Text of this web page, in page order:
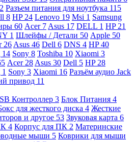
2 Разъем питания для ноутбука 115
8 HP 24 Lenovo 19 Msi 1 Samsung
60 Acer 7 Asus 17 DELL 1 HP 21
1 Шлейфы / Детали 50 Apple 50
26 Asus 46 Dell 6 DNS 4 HP40
14 Sony 8 Toshiba 10 Xiaomi 3
Acer 28 Asus 30 Dell 5 HP 28
1 Sony 3 Xiaomi 16 Разъём аудио Jack
привод 11
Контроллер 3 Блок Питания 4
для жесткого диска 4 Жесткие
и другое 53 Звуковая карта 6
4 Корпус для ПК 2 Материнские
мыши 5 Коврики для мыши